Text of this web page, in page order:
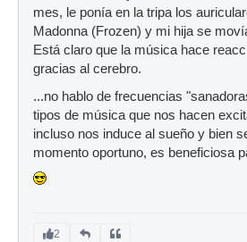
mes, le ponía en la tripa los
Madonna (Frozen) y mi hija se
Está claro que la música hace
gracias al cerebro.
...no hablo de frecuencias
tipos de música que nos hacen
incluso nos induce al sueño y bien
momento oportuno, es beneficiosa
2